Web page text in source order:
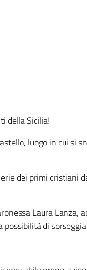
della Sicilia!
luogo in cui si
dei primi cristiani
Laura Lanza,
di